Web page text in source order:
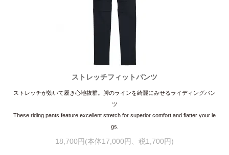
ストレッチフィットパンツ
ストレッチが効いて履き心地抜群。脚のラインを綺麗にみせるライディングパン
ツ
These riding pants feature excellent stretch for superior comfort and flatter your le
gs.
18,700円(本体17,000円、税1,700円)